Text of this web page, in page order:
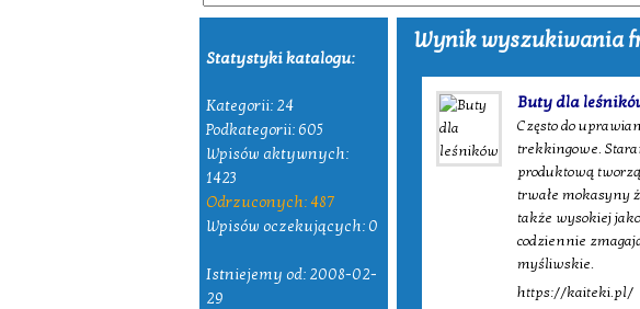
Statystyki katalogu:
Kategorii: 24
Podkategorii: 605
Wpisów aktywnych:
1423
Odrzuconych: 487
Wpisów oczekujących: 0
Istniejemy od: 2008-02-
29
Wynik wyszukiwania
Buty dla
Często do
trekkingowe.
produktową
trwałe mokasyny
także wysokiej
codziennie
myśliwskie.
https://kaiteki.pl/